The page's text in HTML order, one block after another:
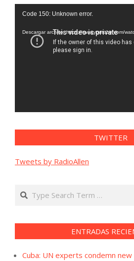
Reproductor
vídeo
Code 150: Unknown error.
Descargar archivo: https://www.youtube.com/
TWITTER
Tweets by RadioAllen
Search
ENTRADAS
Cuba: UN experts condemn new